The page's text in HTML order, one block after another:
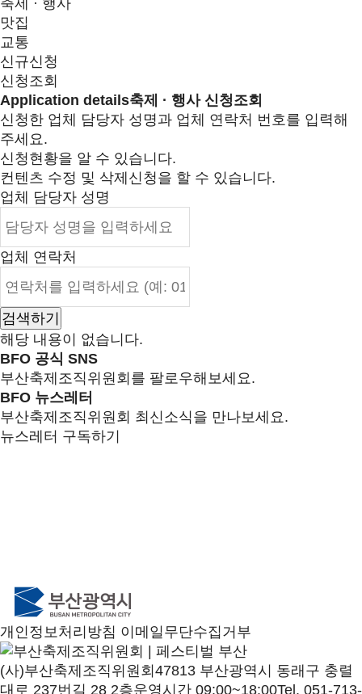
축제 · 행사
맛집
교통
신규신청
신청조회
Application details축제 · 행사 신청조회
신청한 업체 담당자 성명과 업체 연락처 번호를 입력해
주세요.
신청현황을 알 수 있습니다.
컨텐츠 수정 및 삭제신청을 할 수 있습니다.
업체 담당자 성명
업체 연락처
검색하기
해당 내용이 없습니다.
BFO 공식 SNS
부산축제조직위원회를 팔로우해보세요.
BFO 뉴스레터
부산축제조직위원회 최신소식을 만나보세요.
뉴스레터 구독하기
개인정보처리방침 이메일무단수집거부
(사)부산축제조직위원회 47813 부산광역시 동래구 충렬
대로 237번길 28 2층운영시간 09:00~18:00Tel. 051-713-